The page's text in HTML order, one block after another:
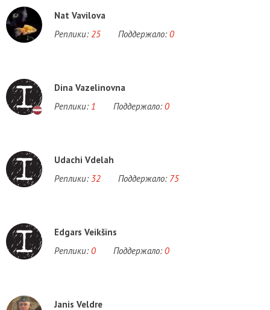
Nat Vavilova
Реплики: 25 Поддержало: 0
Dina Vazelinovna
Реплики: 1 Поддержало: 0
Udachi Vdelah
Реплики: 32 Поддержало: 75
Edgars Veikšins
Реплики: 0 Поддержало: 0
Janis Veldre